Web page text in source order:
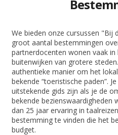
We bieden onze cursussen "Bij
groot aantal bestemmingen
partnerdocenten wonen vaak
buitenwijken van grotere
authentieke manier om het
bekende “toeristische paden”.
uitstekende gids zijn als je de
bekende bezienswaardigheden
dan 25 jaar ervaring in
bestemming te vinden die het
budget.